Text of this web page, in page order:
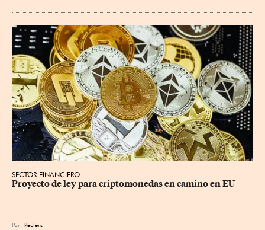
SECTOR FINANCIERO
Proyecto de ley para criptomonedas en camino en EU
Por Reuters